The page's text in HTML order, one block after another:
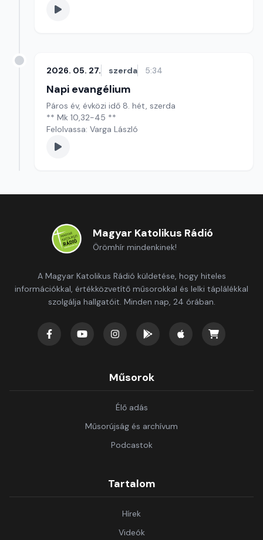
2026. 05. 27. szerda 5:34
Napi evangélium
Páros év, évközi idő 8. hét, szerda
** Mk 10,32-45 **
Felolvassa: Varga László
Magyar Katolikus Rádió
Örömhír mindenkinek!
A Magyar Katolikus Rádió küldetése, hogy hiteles
információkkal, értékközvetítő műsorokkal és lelki táplálékkal
szolgálja hallgatóit. Minden nap, 24 órában.
Műsorok
Élő adás
Műsorújság és archívum
Podcastok
Tartalom
Hírek
Videók